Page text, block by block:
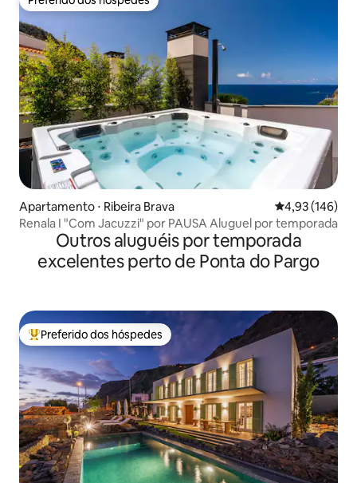
Preferido dos hóspedes
Apartamento ⋅ Ribeira Brava 4,93 de uma
4,93 (146)
Renala I "Com Jacuzzi" por PAUSA Aluguel por temporada
Outros aluguéis por temporada
excelentes perto de Ponta do Pargo
Entre os melhores preferidos dos hóspedes
Preferido dos hóspedes